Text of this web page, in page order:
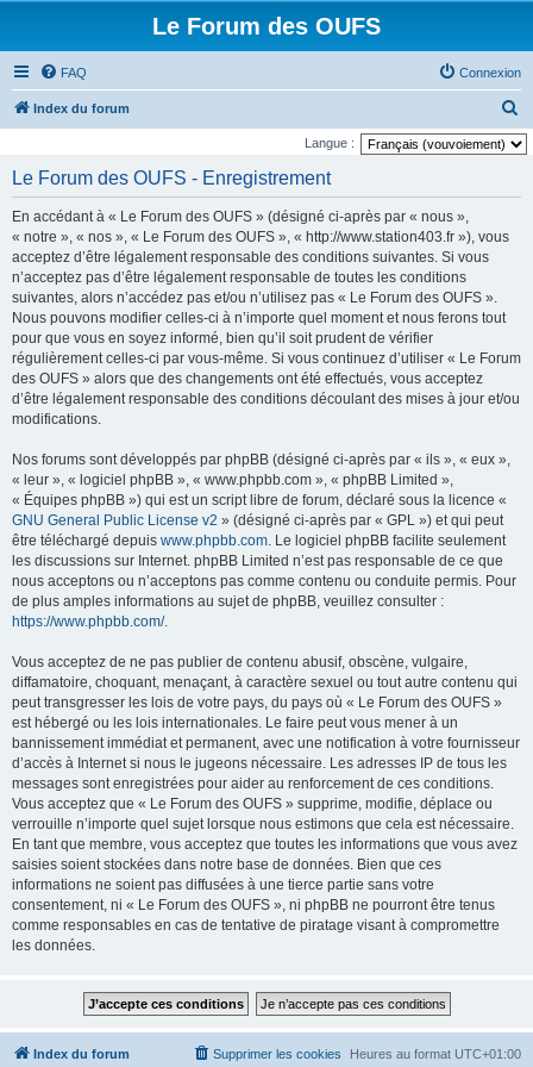
Le Forum des OUFS
FAQ Connexion
Index du forum
e
r
Langue :
Le Forum des OUFS - Enregistrement
En accédant à « Le Forum des OUFS » (désigné ci-après par « nous »,
« notre », « nos », « Le Forum des OUFS », « http://www.station403.fr »), vous
acceptez d’être légalement responsable des conditions suivantes. Si vous
n’acceptez pas d’être légalement responsable de toutes les conditions
suivantes, alors n’accédez pas et/ou n’utilisez pas « Le Forum des OUFS ».
Nous pouvons modifier celles-ci à n’importe quel moment et nous ferons tout
pour que vous en soyez informé, bien qu’il soit prudent de vérifier
régulièrement celles-ci par vous-même. Si vous continuez d’utiliser « Le Forum
des OUFS » alors que des changements ont été effectués, vous acceptez
d’être légalement responsable des conditions découlant des mises à jour et/ou
modifications.
Nos forums sont développés par phpBB (désigné ci-après par « ils », « eux »,
« leur », « logiciel phpBB », « www.phpbb.com », « phpBB Limited »,
« Équipes phpBB ») qui est un script libre de forum, déclaré sous la licence «
GNU General Public License v2 » (désigné ci-après par « GPL ») et qui peut
être téléchargé depuis www.phpbb.com. Le logiciel phpBB facilite seulement
les discussions sur Internet. phpBB Limited n’est pas responsable de ce que
nous acceptons ou n’acceptons pas comme contenu ou conduite permis. Pour
de plus amples informations au sujet de phpBB, veuillez consulter :
https://www.phpbb.com/.
Vous acceptez de ne pas publier de contenu abusif, obscène, vulgaire,
diffamatoire, choquant, menaçant, à caractère sexuel ou tout autre contenu qui
peut transgresser les lois de votre pays, du pays où « Le Forum des OUFS »
est hébergé ou les lois internationales. Le faire peut vous mener à un
bannissement immédiat et permanent, avec une notification à votre fournisseur
d’accès à Internet si nous le jugeons nécessaire. Les adresses IP de tous les
messages sont enregistrées pour aider au renforcement de ces conditions.
Vous acceptez que « Le Forum des OUFS » supprime, modifie, déplace ou
verrouille n’importe quel sujet lorsque nous estimons que cela est nécessaire.
En tant que membre, vous acceptez que toutes les informations que vous avez
saisies soient stockées dans notre base de données. Bien que ces
informations ne soient pas diffusées à une tierce partie sans votre
consentement, ni « Le Forum des OUFS », ni phpBB ne pourront être tenus
comme responsables en cas de tentative de piratage visant à compromettre
les données.
Index du forum Heures au format UTC+01:00
Supprimer les cookies